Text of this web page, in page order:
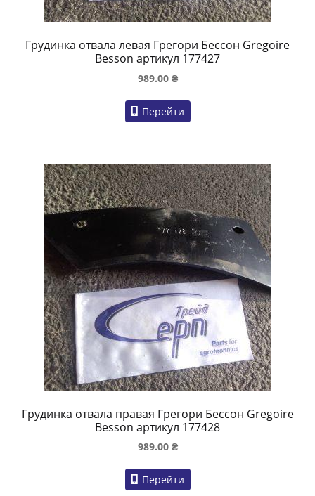
Грудинка отвала левая Грегори Бессон Gregoire
Besson артикул 177427
989.00 ₴
Перейти
Грудинка отвала правая Грегори Бессон Gregoire
Besson артикул 177428
989.00 ₴
Перейти